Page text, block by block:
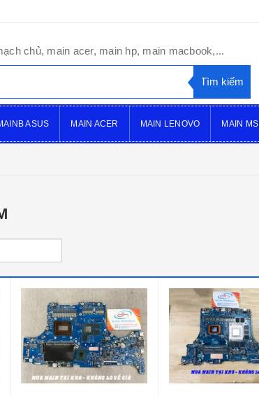
chủ, main acer, main hp, main macbook,...
ASUS MAIN ACER MAIN LENOVO MAIN MSI